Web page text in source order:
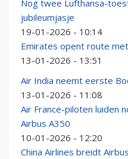
Nog twee Lufthansa-
jubileumjasje
19-01-2026 - 10:14
Emirates opent route
13-01-2026 - 13:51
Air India neemt eerste
13-01-2026 - 11:08
Air France-piloten luiden
Airbus A350
10-01-2026 - 12:20
China Airlines breidt